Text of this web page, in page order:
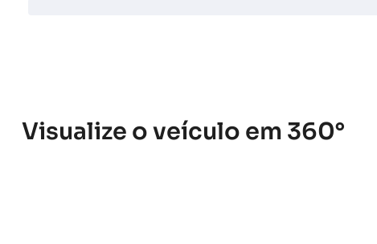
Visualize o veículo em 360°